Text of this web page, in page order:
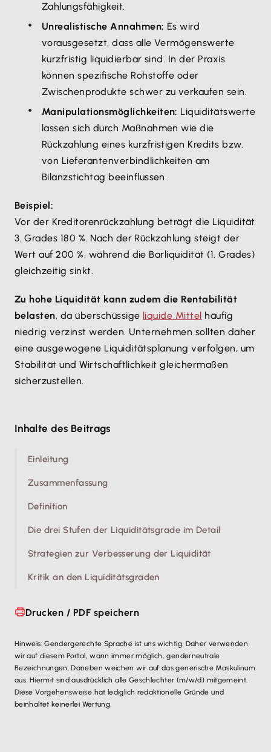
Zahlungsfähigkeit.
Unrealistische Annahmen: Es wird
vorausgesetzt, dass alle Vermögenswerte
kurzfristig liquidierbar sind. In der Praxis
können spezifische Rohstoffe oder
Zwischenprodukte schwer zu verkaufen sein.
Manipulationsmöglichkeiten: Liquiditätswerte
lassen sich durch Maßnahmen wie die
Rückzahlung eines kurzfristigen Kredits bzw.
von Lieferantenverbindlichkeiten am
Bilanzstichtag beeinflussen.
Beispiel:
Vor der Kreditorenrückzahlung beträgt die Liquidität
3. Grades 180 %. Nach der Rückzahlung steigt der
Wert auf 200 %, während die Barliquidität (1. Grades)
gleichzeitig sinkt.
Zu hohe Liquidität kann zudem die Rentabilität
belasten, da überschüssige liquide Mittel häufig
niedrig verzinst werden. Unternehmen sollten daher
eine ausgewogene Liquiditätsplanung verfolgen, um
Stabilität und Wirtschaftlichkeit gleichermaßen
sicherzustellen.
Inhalte des Beitrags
Einleitung
Zusammenfassung
Definition
Die drei Stufen der Liquiditätsgrade im Detail
Strategien zur Verbesserung der Liquidität
Kritik an den Liquiditätsgraden
Drucken / PDF speichern
Hinweis: Gendergerechte Sprache ist uns wichtig. Daher verwenden
wir auf diesem Portal, wann immer möglich, genderneutrale
Bezeichnungen. Daneben weichen wir auf das generische Maskulinum
aus. Hiermit sind ausdrücklich alle Geschlechter (m/w/d) mitgemeint.
Diese Vorgehensweise hat lediglich redaktionelle Gründe und
beinhaltet keinerlei Wertung.